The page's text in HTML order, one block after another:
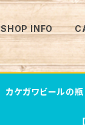
SHOP INFO
カケガワビールの